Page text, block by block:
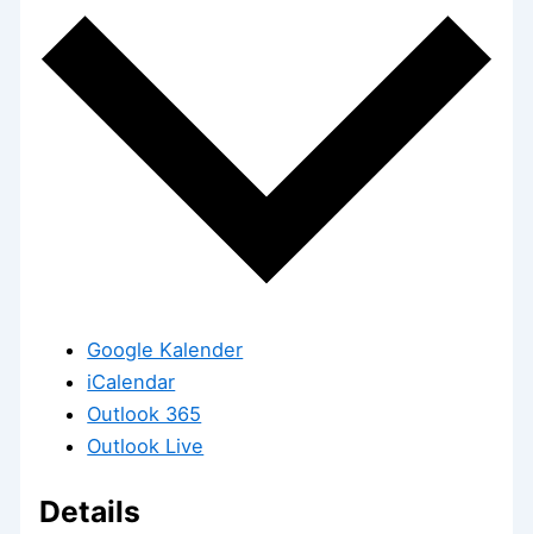
Google Kalender
iCalendar
Outlook 365
Outlook Live
Details